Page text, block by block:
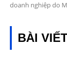
doanh nghiệp do
BÀI